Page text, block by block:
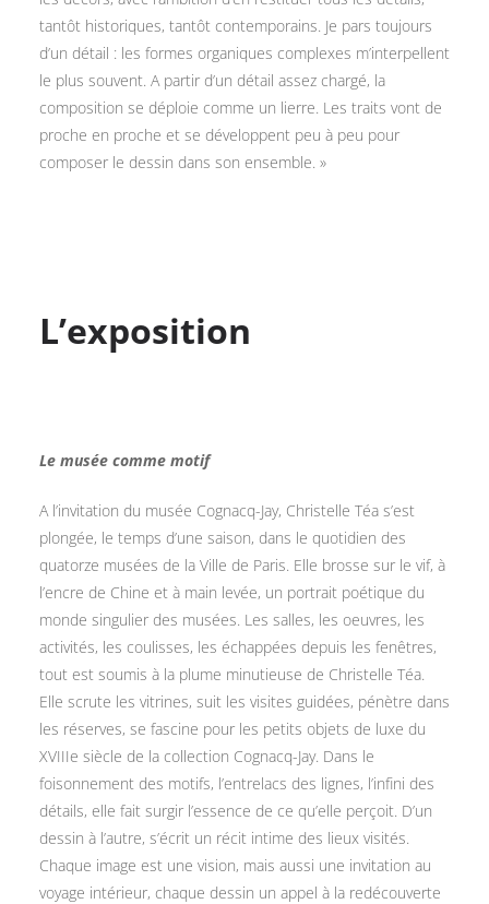
tantôt historiques, tantôt contemporains. Je pars toujours
d’un détail : les formes organiques complexes m’interpellent
le plus souvent. A partir d’un détail assez chargé, la
composition se déploie comme un lierre. Les traits vont de
proche en proche et se développent peu à peu pour
composer le dessin dans son ensemble. »
L’exposition
Le musée comme motif
A l’invitation du musée Cognacq-Jay, Christelle Téa s’est
plongée, le temps d’une saison, dans le quotidien des
quatorze musées de la Ville de Paris. Elle brosse sur le vif, à
l’encre de Chine et à main levée, un portrait poétique du
monde singulier des musées. Les salles, les oeuvres, les
activités, les coulisses, les échappées depuis les fenêtres,
tout est soumis à la plume minutieuse de Christelle Téa.
Elle scrute les vitrines, suit les visites guidées, pénètre dans
les réserves, se fascine pour les petits objets de luxe du
XVIIIe siècle de la collection Cognacq-Jay. Dans le
foisonnement des motifs, l’entrelacs des lignes, l’infini des
détails, elle fait surgir l’essence de ce qu’elle perçoit. D’un
dessin à l’autre, s’écrit un récit intime des lieux visités.
Chaque image est une vision, mais aussi une invitation au
voyage intérieur, chaque dessin un appel à la redécouverte